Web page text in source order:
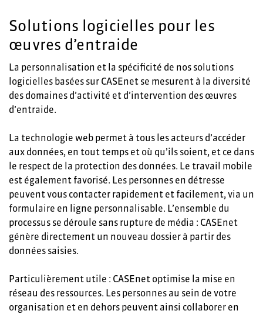
Solutions logicielles pour les
œuvres d’entraide
La personnalisation et la spécificité de nos solutions
logicielles basées sur CASEnet se mesurent à la diversité
des domaines d’activité et d’intervention des œuvres
d’entraide.
La technologie web permet à tous les acteurs d’accéder
aux données, en tout temps et où qu’ils soient, et ce dans
le respect de la protection des données. Le travail mobile
est également favorisé. Les personnes en détresse
peuvent vous contacter rapidement et facilement, via un
formulaire en ligne personnalisable. L’ensemble du
processus se déroule sans rupture de média : CASEnet
génère directement un nouveau dossier à partir des
données saisies.
Particulièrement utile : CASEnet optimise la mise en
réseau des ressources. Les personnes au sein de votre
organisation et en dehors peuvent ainsi collaborer en